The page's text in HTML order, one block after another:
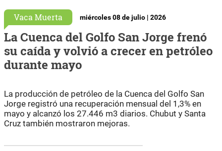
Vaca Muerta miércoles 08 de julio | 2026
La Cuenca del Golfo San Jorge frenó
su caída y volvió a crecer en petróleo
durante mayo
La producción de petróleo de la Cuenca del Golfo San
Jorge registró una recuperación mensual del 1,3% en
mayo y alcanzó los 27.446 m3 diarios. Chubut y Santa
Cruz también mostraron mejoras.